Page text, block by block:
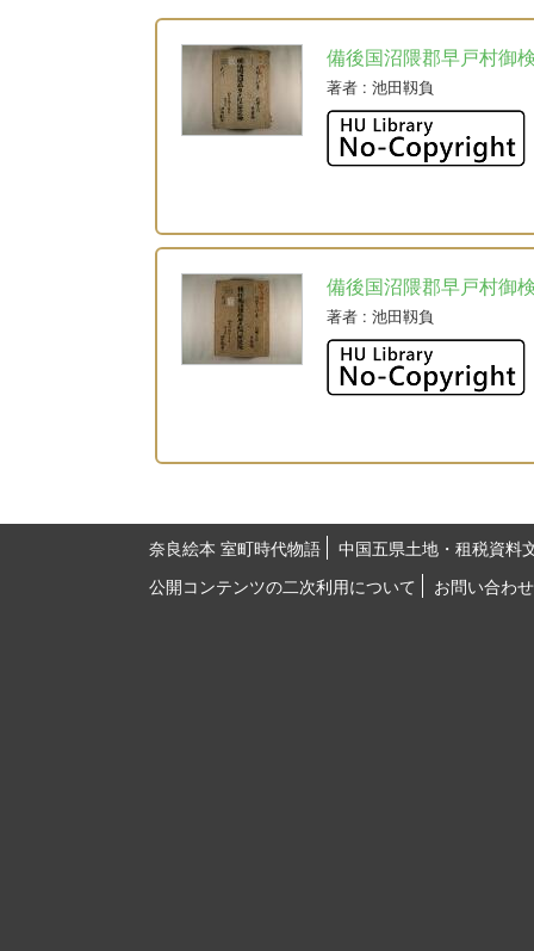
備後国沼隈郡早戸村御
著者 : 池田靱負
備後国沼隈郡早戸村御
著者 : 池田靱負
奈良絵本 室町時代物語
中国五県土地・租税資料
公開コンテンツの二次利用について
お問い合わせ